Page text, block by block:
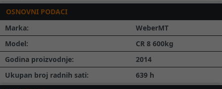
OSNOVNI PODACI
Marka:
WeberMT
Model:
CR 8 600kg
Godina proizvodnje:
2014
Ukupan broj radnih sati:
639 h